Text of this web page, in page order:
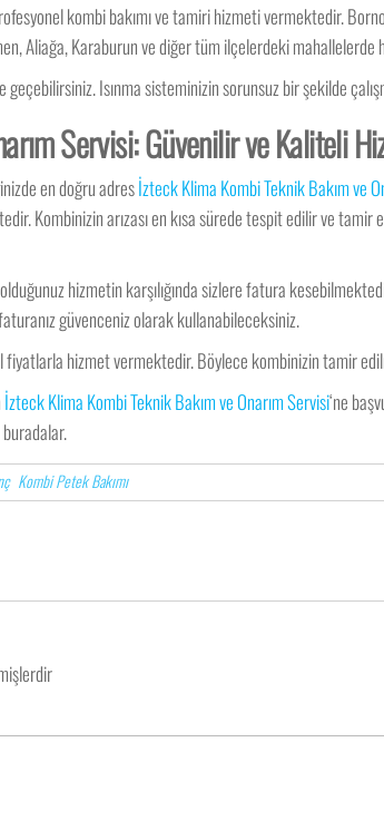
kombi bakımı ve tamiri hizmeti vermektedir.
Aliağa, Karaburun ve diğer tüm ilçelerdeki
Isınma sisteminizin sorunsuz bir şekilde
Servisi: Güvenilir ve Kaliteli
en doğru adresİzteck Klima Kombi Teknik Bakım ve
Kombinizin arızası en kısa sürede tespit edilir ve tamir
olduğunuz hizmetin karşılığında sizlere fatura
güvenceniz olarak kullanabileceksiniz.
fiyatlarla hizmet vermektedir. Böylece kombinizin tamir
İzteck Klima Kombi Teknik Bakım ve Onarım Servisi‘ne
Kombi Petek Bakımı